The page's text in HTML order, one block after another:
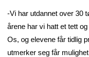
-Vi har utdannet over 30
årene har vi hatt et tett
Os, og elevene får tidlig
utmerker seg får